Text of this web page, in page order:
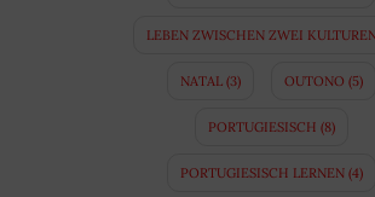
LEBEN ZWISCHEN ZWEI
NATAL(3) OUTONO (5)
PORTUGIESISCH (8)
PORTUGIESISCH LERNEN(4)